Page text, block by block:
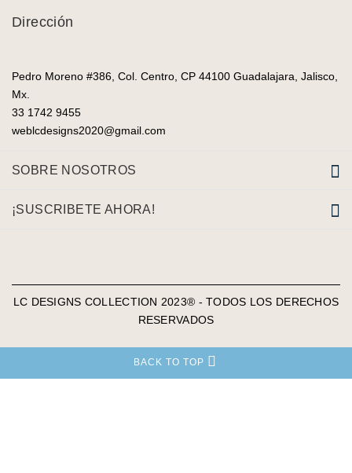
Dirección
Pedro Moreno #386, Col. Centro, CP 44100 Guadalajara, Jalisco,
Mx.
33 1742 9455
weblcdesigns2020@gmail.com
SOBRE NOSOTROS
¡SUSCRIBETE AHORA!
LC DESIGNS COLLECTION 2023® - TODOS LOS DERECHOS
RESERVADOS
BACK TO TOP